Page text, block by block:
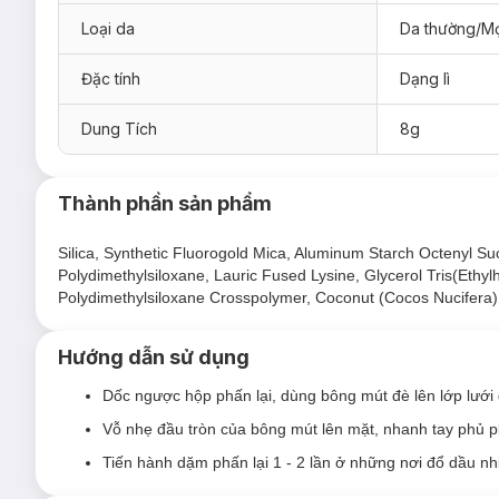
Phấn Phủ Dạng Bột Carslan Black Magnetic Soft Focus
Phiên bản thường:
Phấn Phủ Carslan Black Magnetic Soft Focus
Phấn Phủ Carslan Black Magnetic Soft Focus
Phiên bản kiểm soát dầu:
Phấn Phủ Carslan Black Magnetic Soft Focus
Loại da Da thường/
Đặc tính Dạng lì
Dung Tích 8g
Thành phần sản phẩm
Silica, Synthetic Fluorogold Mica, Aluminum Starch Octenyl
Polydimethylsiloxane, Lauric Fused Lysine, Glycerol
Polydimethylsiloxane Crosspolymer, Coconut (Cocos
Hướng dẫn sử dụng
Dốc ngược hộp phấn lại, dùng bông mút đè lên lớp lưới
Vỗ nhẹ đầu tròn của bông mút lên mặt, nhanh tay phủ
Tiến hành dặm phấn lại 1 - 2 lần ở những nơi đổ dầu